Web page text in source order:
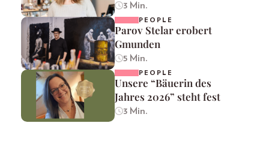
3 Min.
PEOPLE
Parov Stelar erobert
Gmunden
5 Min.
PEOPLE
Unsere “Bäuerin des
Jahres 2026” steht fest
3 Min.